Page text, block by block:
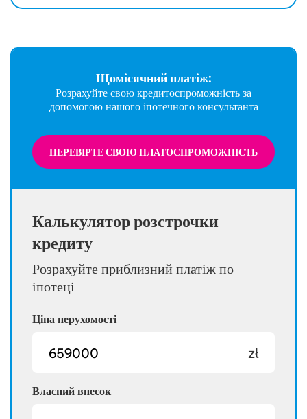
Калькулятор розстрочки
кредиту
Розрахуйте приблизний платіж по
іпотеці
Ціна нерухомості
zł
Власний внесок
Щомісячний платіж:
Розрахуйте свою кредитоспроможність за
допомогою нашого іпотечного консультанта
ПЕРЕВІРТЕ СВОЮ ПЛАТОСПРОМОЖНІСТЬ